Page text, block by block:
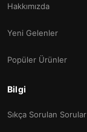
Hakkımızda
Yeni Gelenler
Popüler Ürünler
Bilgi
Sıkça Sorulan Sorular